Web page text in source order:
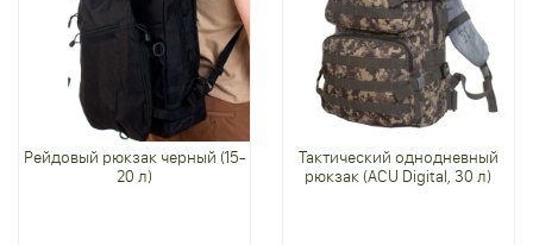
Рейдовый рюкзак черный (15-
20 л)
Тактический однодневный
рюкзак (ACU Digital, 30 л)